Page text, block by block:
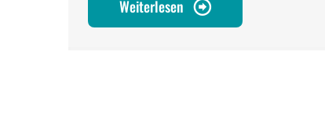
Weiterlesen